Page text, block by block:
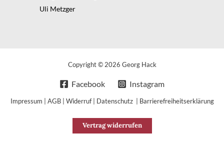
Uli Metzger
Copyright © 2026 Georg Hack
Facebook Instagram
Impressum | AGB| Widerruf| Datenschutz | Barrierefreiheitserklärung
Vertrag widerrufen